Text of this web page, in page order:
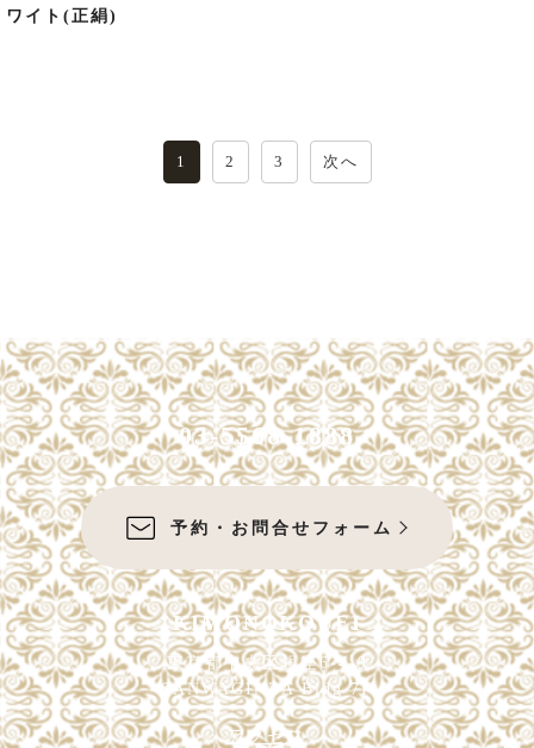
ワイト(正絹)
投
の
1 2 3 次へ
03-5568-1888
予約・お問合せフォーム
KIMONOKOUEI
東京都中央区銀座6-4-9
SANWAGINZA Bldg 7F
アクセス